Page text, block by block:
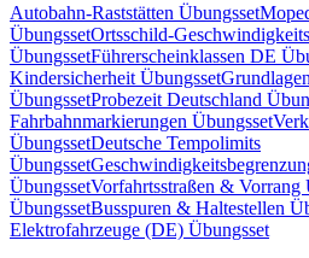
Autobahn-Raststätten Übungsset
ÜbungssetOrtsschild-
ÜbungssetFührerscheinklassen DE
Kindersicherheit Übungsset
ÜbungssetProbezeit Deutschland
Fahrbahnmarkierungen Übungsset
ÜbungssetDeutsche Tempolimits
Übungsset
ÜbungssetVorfahrtsstraßen & Vorrang
ÜbungssetBusspuren & Haltestellen
Elektrofahrzeuge (DE) Übungsset